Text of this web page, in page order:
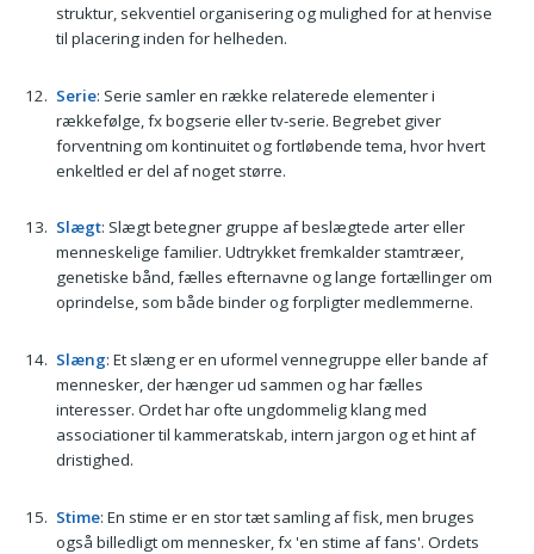
struktur, sekventiel organisering og mulighed for at henvise
til placering inden for helheden.
Serie: Serie samler en række relaterede elementer i
rækkefølge, fx bogserie eller tv-serie. Begrebet giver
forventning om kontinuitet og fortløbende tema, hvor hvert
enkeltled er del af noget større.
Slægt: Slægt betegner gruppe af beslægtede arter eller
menneskelige familier. Udtrykket fremkalder stamtræer,
genetiske bånd, fælles efternavne og lange fortællinger om
oprindelse, som både binder og forpligter medlemmerne.
Slæng: Et slæng er en uformel vennegruppe eller bande af
mennesker, der hænger ud sammen og har fælles
interesser. Ordet har ofte ungdommelig klang med
associationer til kammeratskab, intern jargon og et hint af
dristighed.
Stime: En stime er en stor tæt samling af fisk, men bruges
også billedligt om mennesker, fx 'en stime af fans'. Ordets